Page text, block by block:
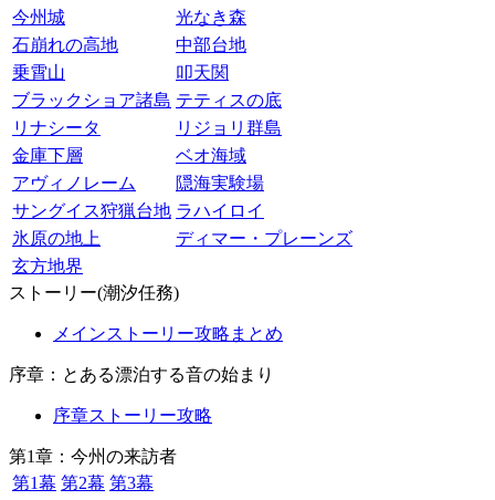
今州城
光なき森
石崩れの高地
中部台地
乗霄山
叩天関
ブラックショア諸島 テティスの底
リナシータ
リジョリ群島
金庫下層
ベオ海域
アヴィノレーム
隠海実験場
サングイス狩猟台地 ラハイロイ
氷原の地上
ディマー・プレーンズ
玄方地界
ストーリー(潮汐任務)
メインストーリー攻略まとめ
序章：とある漂泊する音の始まり
序章ストーリー攻略
第1章：今州の来訪者
第1幕 第2幕 第3幕